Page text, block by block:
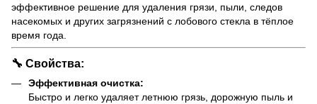
эффективное решение для удаления грязи, пыли, следов
насекомых и других загрязнений с лобового стекла в тёплое
время года.
🔧 Свойства:
Эффективная очистка:
Быстро и легко удаляет летнюю грязь, дорожную пыль и